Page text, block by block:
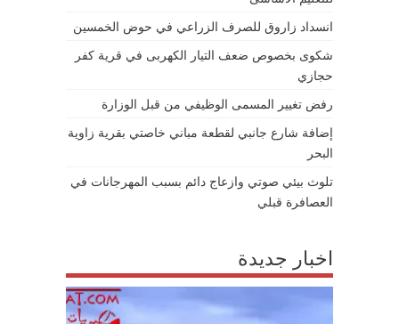
انسداد زاروق للصرف الزراعي في حوض الخمسين
شكوى بخصوص ضعف التيار الكهربى في قرية كفر
حجازي
رفض تغيير المسمى الوظيفي من قبل الوزارة
إضافة شارع جانبي لقطعة مباني خاصتي بقرية زاوية
البحر
تلوث بيئي صوتي وازعاج دائم بسبب المهرجانات في
العصافرة قبلي
اخبار جديدة